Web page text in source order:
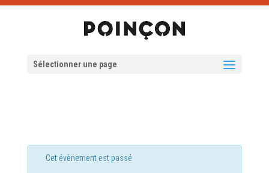
Sélectionner une page
Cet évènement est passé